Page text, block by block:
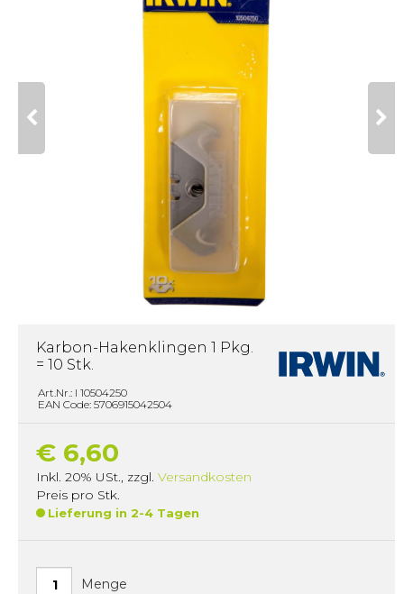
Karbon-Hakenklingen 1 Pkg.
= 10 Stk.
Art.Nr.: I 10504250
EAN Code: 5706915042504
€ 6,60
Inkl. 20% USt., zzgl. Versandkosten
Preis pro Stk.
Lieferung in 2-4 Tagen
Menge